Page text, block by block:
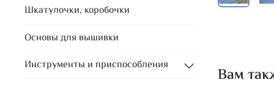
Вам
Шкатулочки, коробочки
Основы для вышивки
Инструменты и приспособления